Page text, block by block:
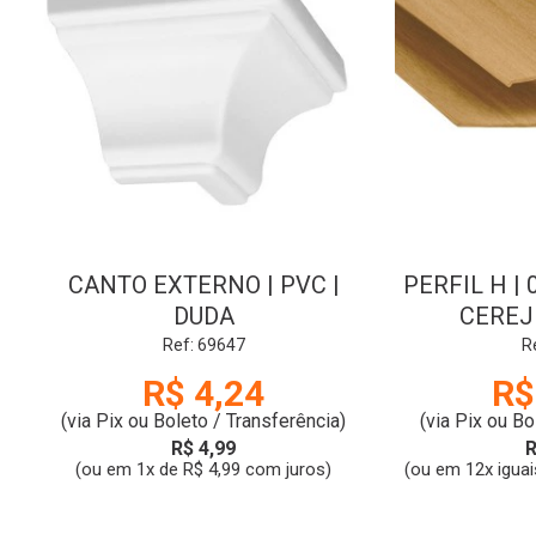
CANTO EXTERNO | PVC |
DUDA
Ref: 69647
R$ 4,24
(via Pix ou Boleto / Transferência)
R$ 4,99
(ou em 1x de R$ 4,99 com juros)
PERFIL H |
(via Pix ou
(ou em 12x